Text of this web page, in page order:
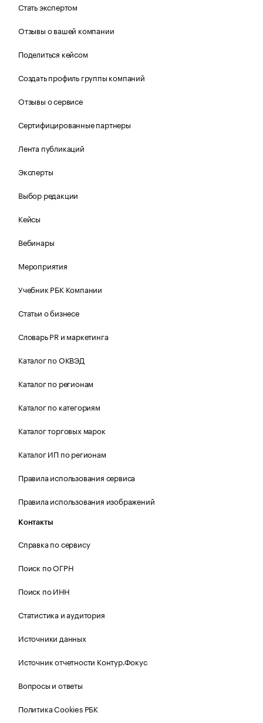
Стать экспертом
Отзывы о вашей компании
Поделиться кейсом
Создать профиль группы компаний
Отзывы о сервисе
Сертифицированные партнеры
Лента публикаций
Эксперты
Выбор редакции
Кейсы
Вебинары
Мероприятия
Учебник РБК Компании
Статьи о бизнесе
Словарь PR и маркетинга
Каталог по ОКВЭД
Каталог по регионам
Каталог по категориям
Каталог торговых марок
Каталог ИП по регионам
Правила использования сервиса
Правила использования изображений
Контакты
Справка по сервису
Поиск по ОГРН
Поиск по ИНН
Статистика и аудитория
Источники данных
Источник отчетности Контур.Фокус
Вопросы и ответы
Политика Cookies РБК